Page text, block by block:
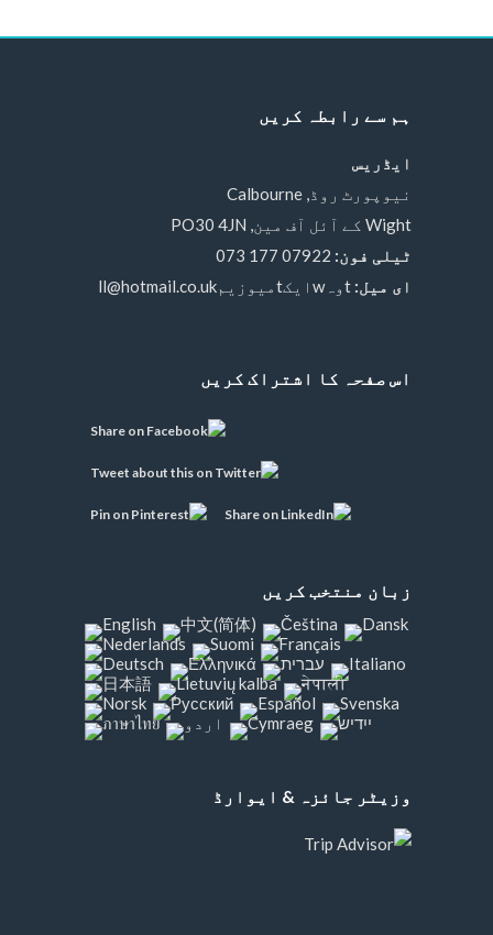
ہم سے رابطہ کریں
ایڈریس
نیوپورٹ روڈ, Calbourne
Wight کے آئل آف مین, PO30 4JN
ٹیلی فون:
ای میل: tوہwایکtمیوزیمll@hotmail.co.uk
اس صفحہ کا اشتراک کریں
زبان منتخب کریں
وزیٹر جائزہ & ایوارڈ